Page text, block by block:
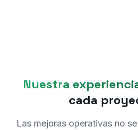
Nuestra
cada
Las mejoras operativas no